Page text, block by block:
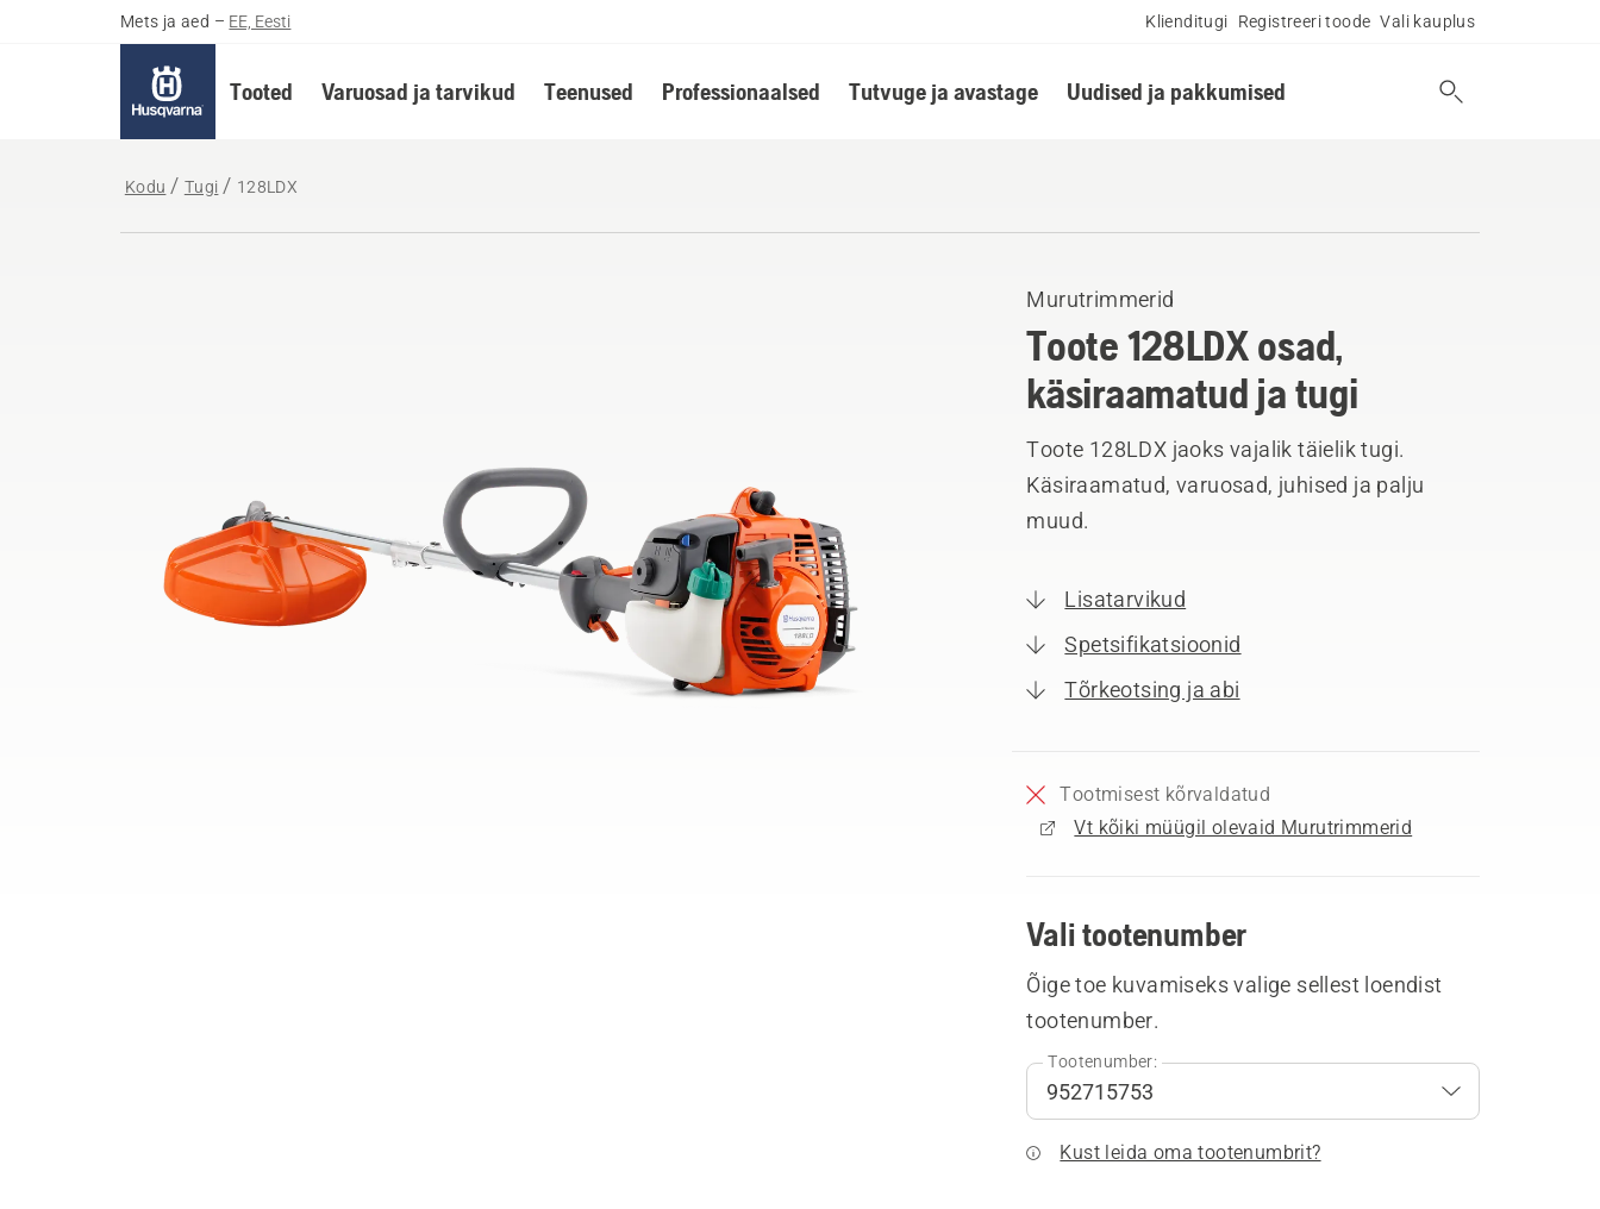
Mets ja aed – EE, Eesti Klienditugi Registreeri toode Vali kauplus
Tooted Varuosad ja tarvikud Teenused Professionaalsed Tutvuge ja avastage Uudised ja pakkumised
Kodu Tugi 128LDX
Murutrimmerid
Toote 128LDX osad,
käsiraamatud ja tugi
Toote 128LDX jaoks vajalik täielik tugi.
Käsiraamatud, varuosad, juhised ja palju
muud.
Lisatarvikud
Spetsifikatsioonid
Tõrkeotsing ja abi
Tootmisest kõrvaldatud
Vt kõiki müügil olevaid Murutrimmerid
Vali tootenumber
Õige toe kuvamiseks valige sellest loendist
tootenumber.
Tootenumber:
Kust leida oma tootenumbrit?